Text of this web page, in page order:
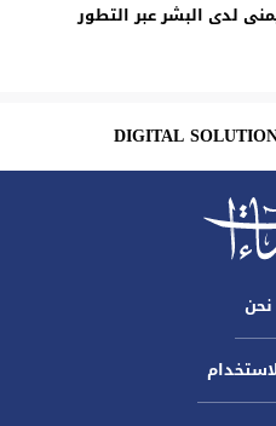
لدى البشر عبر التطور
DIGITAL